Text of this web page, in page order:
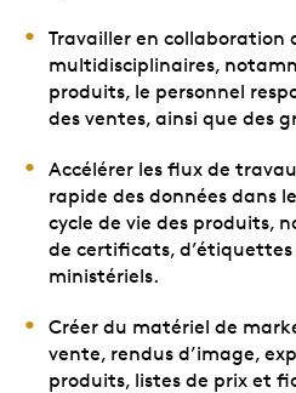
Travailler en collaboration
multidisciplinaires,
produits, le personnel
des ventes, ainsi que des
Accélérer les flux de
rapide des données dans
cycle de vie des produits,
de certificats,
ministériels.
Créer du matériel de
vente, rendus d’image,
produits, listes de prix et